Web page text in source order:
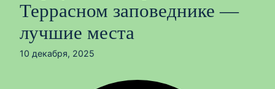
Террасном заповеднике —
лучшие места
10 декабря, 2025